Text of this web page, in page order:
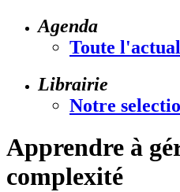
Agenda
Toute
Librairie
Notre
Apprendre à
complexité